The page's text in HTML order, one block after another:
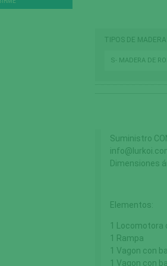
TIPOS DE MADERA
S- MADERA DE
Suministro
Dimensiones
Elementos:
1 Locomotora
1 Rampa
1 Vagon con
1 Vagon con